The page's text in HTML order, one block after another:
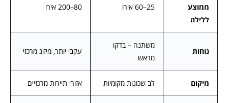
ממוצע
ללילה
25–60 אירו 80–200 אירו
נוחות
משתנה – בדקו
מראש
עקבי יותר, מיזוג מרכזי
מיקום לב שכונות מקומיות אזורי תיירות מרכזיים